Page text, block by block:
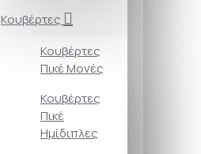
Κουβέρτες
Κουβέρτες
Πικέ Μονές
Κουβέρτες
Πικέ
Ημίδιπλες